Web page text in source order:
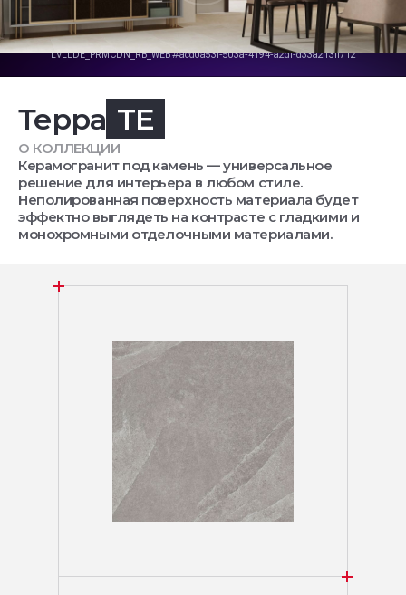
Терра TE
О КОЛЛЕКЦИИ
Керамогранит под камень — универсальное
решение для интерьера в любом стиле.
Неполированная поверхность материала будет
эффектно выглядеть на контрасте с гладкими и
монохромными отделочными материалами.